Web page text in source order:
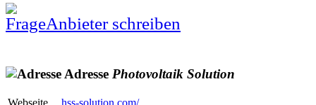
Anbieter schreiben
Adresse Photovoltaik Solution